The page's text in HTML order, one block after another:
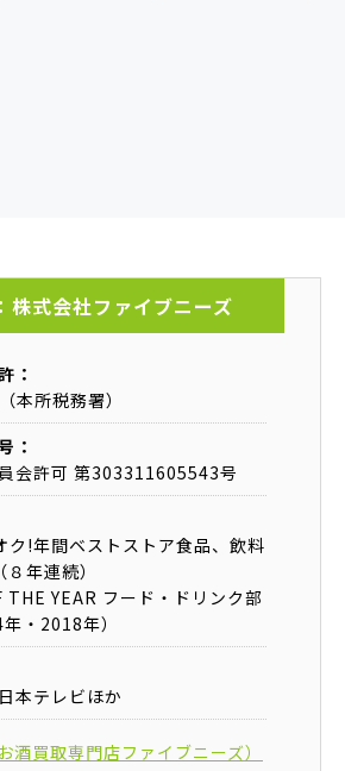
株式会社ファイブニーズ
：
本所税務署）
：
会許可 第303311605543号
ク!年間ベストストア食品、飲料
年連続）
THE YEAR フード・ドリンク部
・2018年）
本テレビほか
酒買取専門店ファイブニーズ）